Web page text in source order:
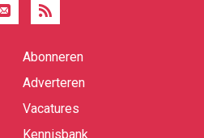
Abonneren
Adverteren
Vacatures
Kennisbank